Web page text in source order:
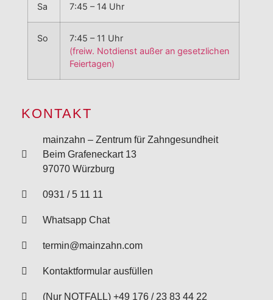
Sa 7:45 – 14 Uhr
So
7:45 – 11 Uhr
(freiw. Notdienst außer an gesetzlichen
Feiertagen)
KONTAKT
mainzahn – Zentrum für Zahngesundheit
Beim Grafeneckart 13
97070 Würzburg
0931 / 5 11 11
Whatsapp Chat
termin@mainzahn.com
Kontaktformular ausfüllen
(Nur NOTFALL) +49 176 / 23 83 44 22